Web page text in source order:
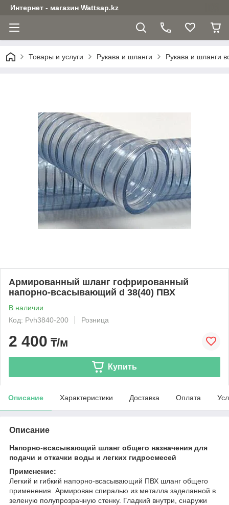
Интернет - магазин Wattsap.kz
Товары и услуги Рукава и шланги Рукава и шланги
Армированный шланг гофрированный
напорно-всасывающий d 38(40) ПВХ
В наличии
Код: Pvh3840-200
Розница
2 400 ₸/м
Купить
Описание Характеристики Доставка Оплата
Описание
Напорно-всасывающий шланг общего назначения для
подачи и откачки воды и легких гидросмесей
Применение:
Легкий и гибкий напорно-всасывающий ПВХ шланг общего
применения. Армирован спиралью из металла заделанной в
зеленую полупрозрачную стенку. Гладкий внутри, снаружи